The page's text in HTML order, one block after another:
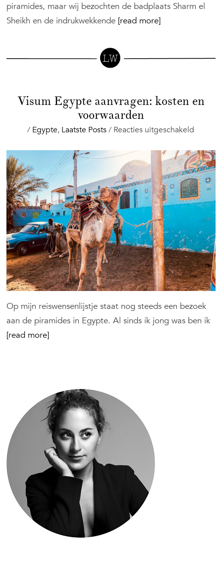
piramides, maar wij bezochten de badplaats Sharm el
Sheikh en de indrukwekkende [read more]
Visum Egypte aanvragen: kosten en
voorwaarden
/ Egypte, Laatste Posts/ Reacties uitgeschakeld
Egypte
kosten
en
Op mijn reiswensenlijstje staat nog steeds een bezoek
aan de piramides in Egypte. Al sinds ik jong was ben ik
[read more]